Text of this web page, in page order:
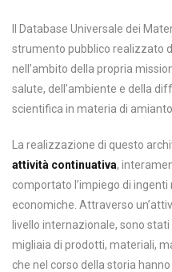
Il Database Universale dei
strumento pubblico realizzato
nell’ambito della propria
salute, dell’ambiente e della
scientifica in materia di amianto.
La realizzazione di questo
attività continuativa,
comportato l’impiego di
economiche. Attraverso
livello internazionale, sono
migliaia di prodotti, materiali,
che nel corso della storia